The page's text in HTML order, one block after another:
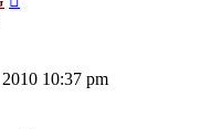
10:37 pm